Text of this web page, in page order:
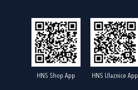
HNS Shop App HNS Ulaznice App